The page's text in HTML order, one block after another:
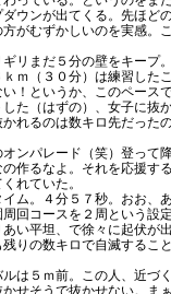
ウンが出てくる。先ほど
がむずかしいのを実感。
リまだ５分の壁をキープ
ｍ（３０分）は練習した
！というか、このペース
た（はずの）、女子に抜
れるのは数キロ先だった
ンパレード（笑）登って
作るなよ。それを応援す
れていた。
ム。４分５７秒。おお、
回コースを２周という設
い平坦、で徐々に起伏が
りの数キロで自滅するこ
は５ｍ前。この人、近づ
せそうで抜かせない。ま